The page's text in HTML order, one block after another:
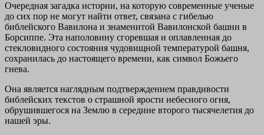
Очередная загадка истории, на которую современные ученые
до сих пор не могут найти ответ, связана с гибелью
библейского Вавилона и знаменитой Вавилонской башни в
Борсиппе. Эта наполовину сгоревшая и оплавленная до
стекловидного состояния чудовищной температурой башня,
сохранилась до настоящего времени, как символ Божьего
гнева.
Она является наглядным подтверждением правдивости
библейских текстов о страшной ярости небесного огня,
обрушившегося на Землю в середине второго тысячелетия до
нашей эры.